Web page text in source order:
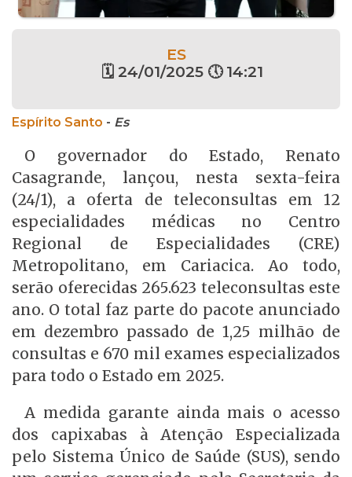
ES
🗓 24/01/2025 🕔 14:21
Espírito Santo - Es
O governador do Estado, Renato
Casagrande, lançou, nesta sexta-feira
(24/1), a oferta de teleconsultas em 12
especialidades médicas no Centro
Regional de Especialidades (CRE)
Metropolitano, em Cariacica. Ao todo,
serão oferecidas 265.623 teleconsultas este
ano. O total faz parte do pacote anunciado
em dezembro passado de 1,25 milhão de
consultas e 670 mil exames especializados
para todo o Estado em 2025.
A medida garante ainda mais o acesso
dos capixabas à Atenção Especializada
pelo Sistema Único de Saúde (SUS), sendo